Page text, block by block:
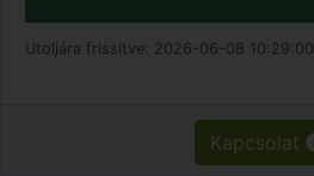
Utoljára frissítve: 2026-06-08 10:29:00
Kapcsolat